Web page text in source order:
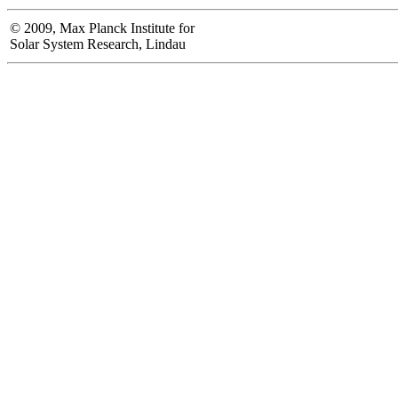
© 2009, Max Planck Institute for
Solar System Research, Lindau